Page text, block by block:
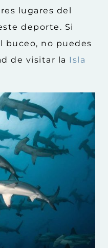
lugares del
deporte. Si
buceo, no puedes
de visitar la Isla